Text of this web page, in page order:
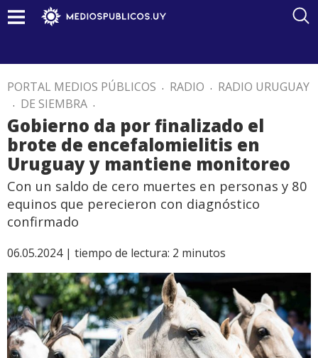
PORTAL MEDIOS PÚBLICOS . RADIO . RADIO URUGUAY
. DE SIEMBRA .
Gobierno da por finalizado el
brote de encefalomielitis en
Uruguay y mantiene monitoreo
Con un saldo de cero muertes en personas y 80
equinos que perecieron con diagnóstico
confirmado
06.05.2024 | tiempo de lectura: 2 minutos